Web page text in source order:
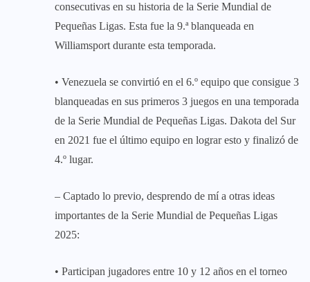
consecutivas en su historia de la Serie Mundial de
Pequeñas Ligas. Esta fue la 9.ª blanqueada en
Williamsport durante esta temporada.
• Venezuela se convirtió en el 6.º equipo que consigue 3
blanqueadas en sus primeros 3 juegos en una temporada
de la Serie Mundial de Pequeñas Ligas. Dakota del Sur
en 2021 fue el último equipo en lograr esto y finalizó de
4.º lugar.
– Captado lo previo, desprendo de mí a otras ideas
importantes de la Serie Mundial de Pequeñas Ligas
2025:
• Participan jugadores entre 10 y 12 años en el torneo